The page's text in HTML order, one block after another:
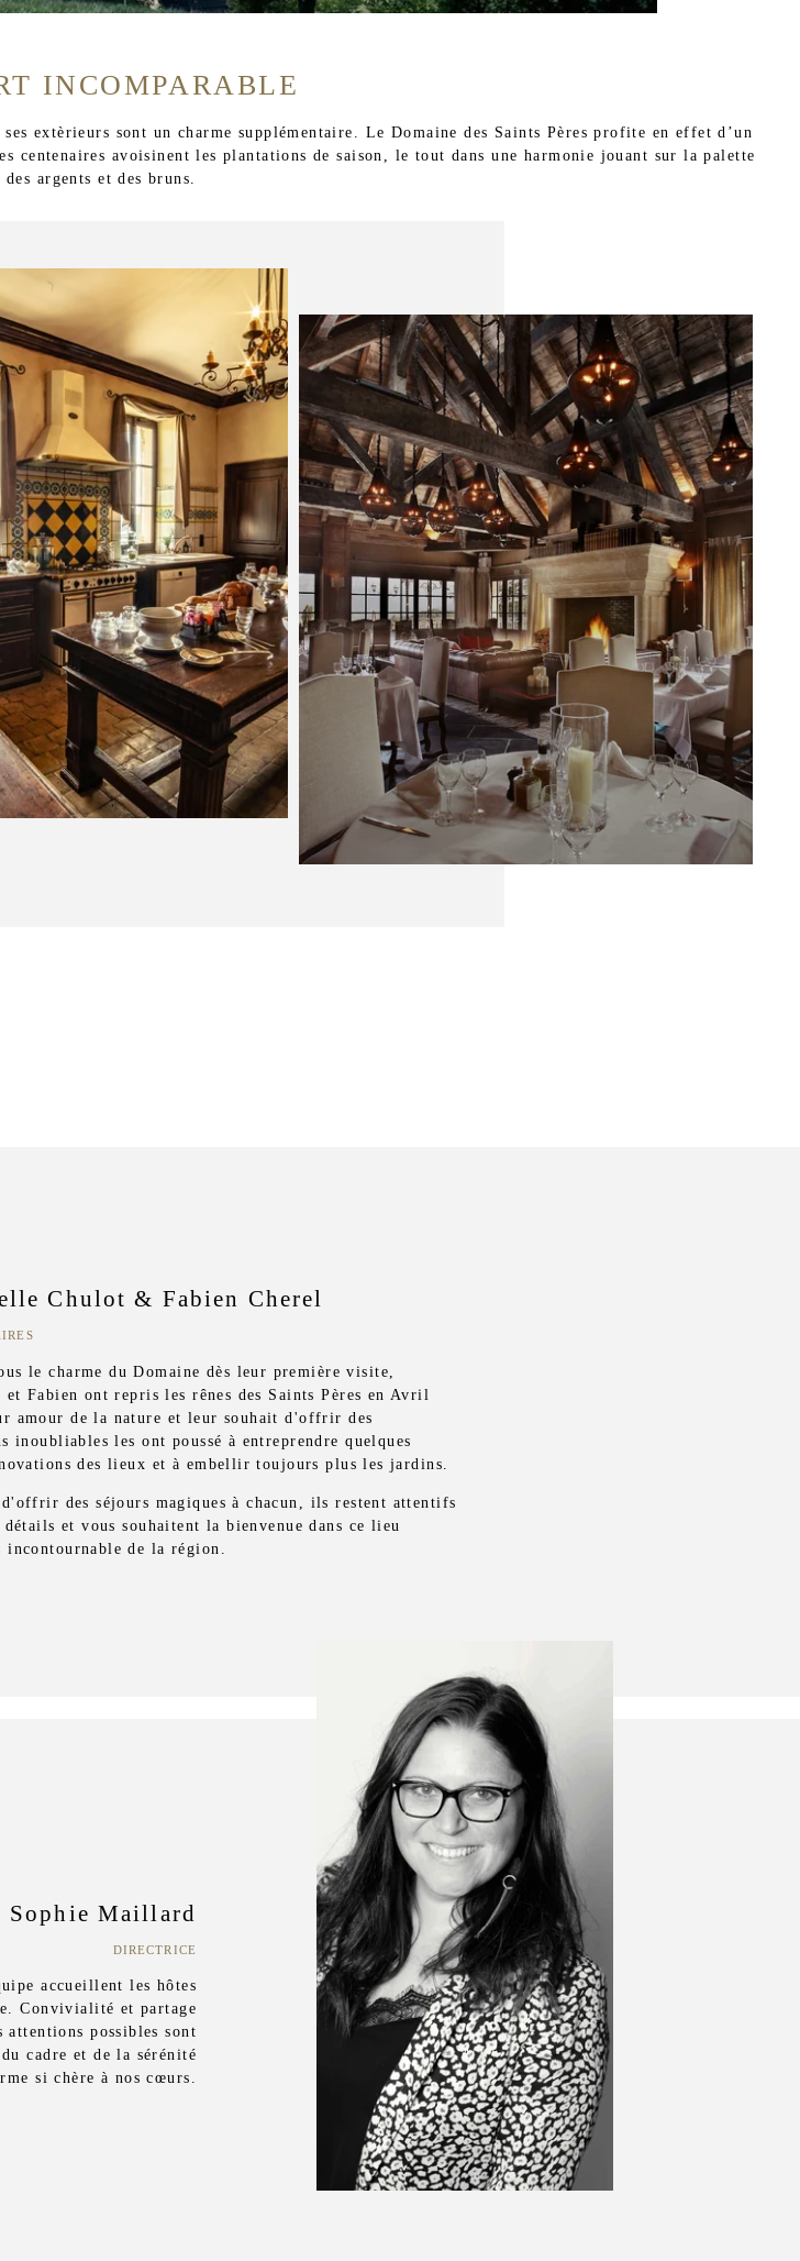
INCOMPARABLE
extèrieurs sont un charme supplémentaire. Le Domaine des Saints Pères profite en effet d’un
centenaires avoisinent les plantations de saison, le tout dans une harmonie jouant sur la palette
argents et des bruns.
Chulot & Fabien Cherel
le charme du Domaine dès leur première visite,
Fabien ont repris les rênes des Saints Pères en Avril
amour de la nature et leur souhait d'offrir des
inoubliables les ont poussé à entreprendre quelques
des lieux et à embellir toujours plus les jardins.
d'offrir des séjours magiques à chacun, ils restent attentifs
détails et vous souhaitent la bienvenue dans ce lieu
incontournable de la région.
Sophie Maillard
DIRECTRICE
accueillent les hôtes
Convivialité et partage
attentions possibles sont
cadre et de la sérénité
si chère à nos cœurs.